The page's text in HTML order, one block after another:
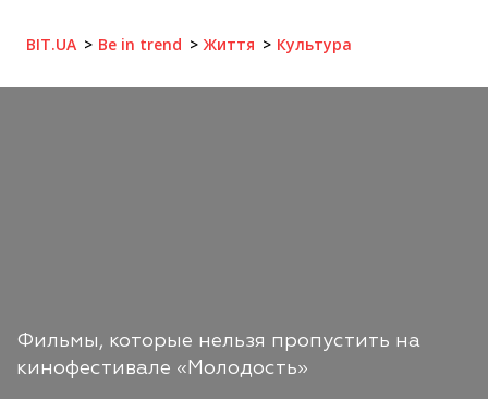
BIT.UA Be in trend Життя Культура
Фильмы, которые нельзя пропустить на
кинофестивале «Молодость»